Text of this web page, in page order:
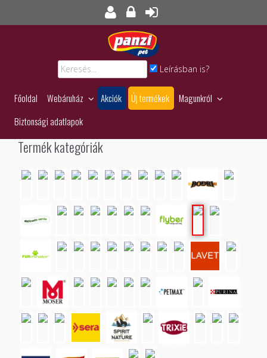
Leírásban is?
Főoldal Webáruház Akciók Új termékek
Magunkról
Biztonsági adatlapok
Termék kategóriák